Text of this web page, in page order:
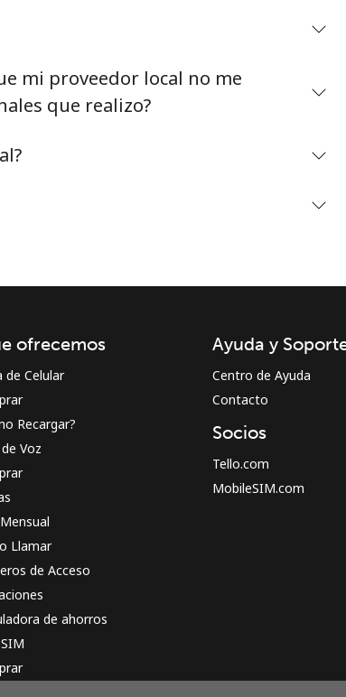
Al abrir una cuenta en este sitio web, estoy de
acuerdo con estos
REGÍSTRATE →
mi proveedor local no me
que realizo?
ofrecemos
de Celular
Recargar?
Voz
Llamar
de Acceso
de ahorros
Ayuda y
Centro de Ayuda
Contacto
Socios
Tello.com
MobileSIM.com